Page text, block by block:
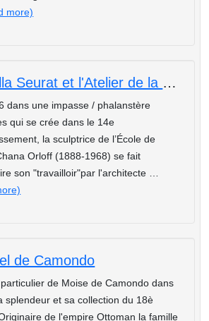
more)
La Villa Seurat et l'Atelier de la sculptrice de l'Ecole de Paris :Chana Orloff
dans une impasse / phalanstère
qui se crée dans le 14e
la sculptrice de l’École de
Orloff (1888-1968) se fait
son "travailloir"par l'architecte …
de Camondo
de Moise de Camondo dans
splendeur et sa collection du 18è
de l'empire Ottoman la famille